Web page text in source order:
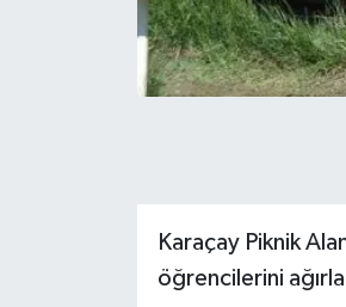
Karaçay Piknik
öğrencilerini